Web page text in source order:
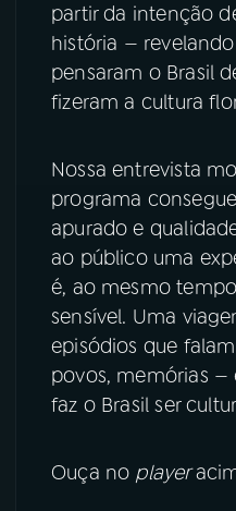
partir da intenção
história —
pensaram o Brasil
fizeram a cultura
Nossa entrevista
programa
apurado e
ao público uma
é, ao mesmo
sensível. Uma
episódios que
povos, memórias
faz o Brasil ser
Ouça no player